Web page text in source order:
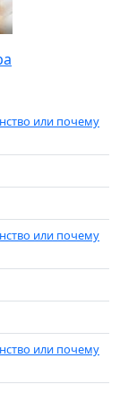
или почему
или почему
или почему